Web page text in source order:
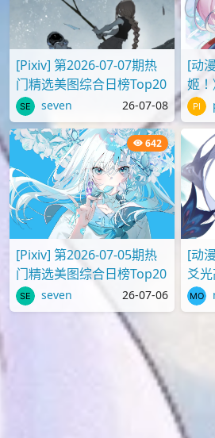
[Pixiv] 第2026-07-07期热
门精选美图综合日榜Top20
seven 26-07-08
[动
姬
图片
642
[Pixiv] 第2026-07-05期热
门精选美图综合日榜Top20
seven 26-07-06
[动
爻
将军